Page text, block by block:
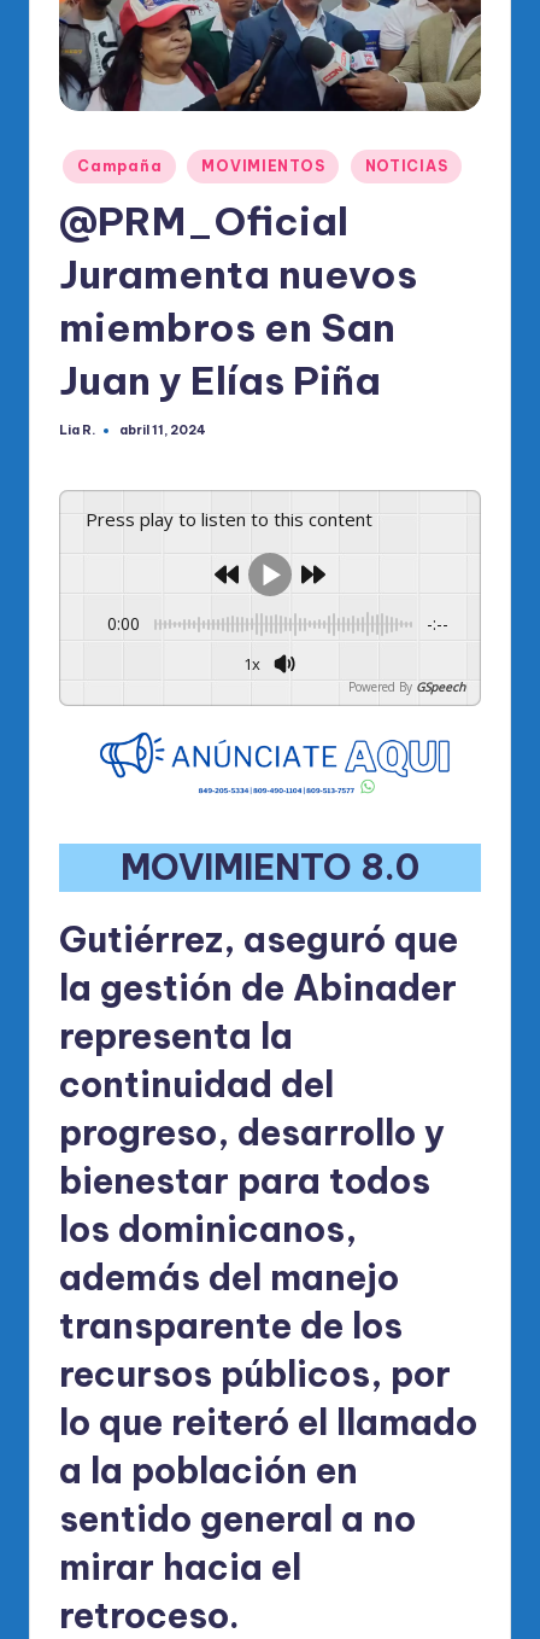
di
O
ci
al
P
R
Publicado
en
Campaña MOVIMIENTOS NOTICIAS
@PRM_Oficial
Juramenta nuevos
miembros en San
Juan y Elías Piña
Publicado
Lia R. abril 11, 2024
Press play to listen to this content
0:00 -:--
1x
Powered By GSpeech
MOVIMIENTO 8.0
Gutiérrez, aseguró que
la gestión de Abinader
representa la
continuidad del
progreso, desarrollo y
bienestar para todos
los dominicanos,
además del manejo
transparente de los
recursos públicos, por
lo que reiteró el llamado
a la población en
sentido general a no
mirar hacia el
retroceso.